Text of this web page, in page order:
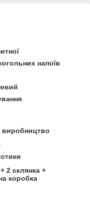
напоїв
виробництво
2 склянка +
коробка